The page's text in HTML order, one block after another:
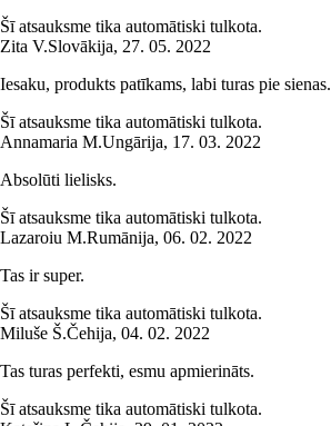
Šī atsauksme tika automātiski tulkota.
Zita V.Slovākija, 27. 05. 2022
Iesaku, produkts patīkams, labi turas pie sienas.
Šī atsauksme tika automātiski tulkota.
Annamaria M.Ungārija, 17. 03. 2022
Absolūti lielisks.
Šī atsauksme tika automātiski tulkota.
Lazaroiu M.Rumānija, 06. 02. 2022
Tas ir super.
Šī atsauksme tika automātiski tulkota.
Miluše Š.Čehija, 04. 02. 2022
Tas turas perfekti, esmu apmierināts.
Šī atsauksme tika automātiski tulkota.